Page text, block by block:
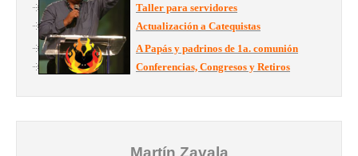
Taller para servidores
Actualización a Catequistas
A Papás y padrinos de 1a. comunión
Conferencias, Congresos y Retiros
Martín Zavala